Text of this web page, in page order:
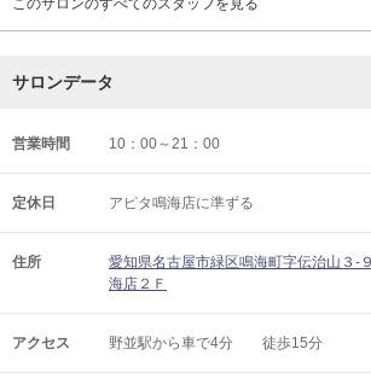
このサロンのすべてのスタッフを見る
サロンデータ
営業時間 10：00～21：00
定休日 アピタ鳴海店に準ずる
住所
愛知県名古屋市緑区鳴海町字伝治山３
海店２Ｆ
アクセス 野並駅から車で4分 徒歩15分